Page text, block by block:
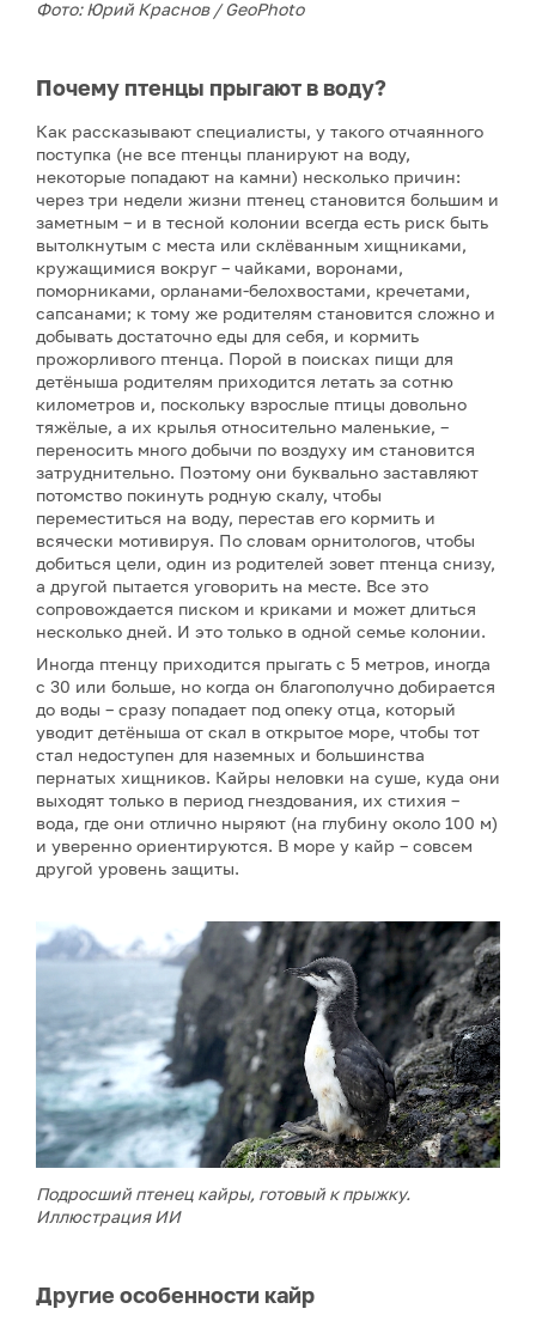
Фото: Юрий Краснов / GeoPhoto
Почему птенцы прыгают в воду?
Как рассказывают специалисты, у такого отчаянного
поступка (не все птенцы планируют на воду,
некоторые попадают на камни) несколько причин:
через три недели жизни птенец становится большим и
заметным – и в тесной колонии всегда есть риск быть
вытолкнутым с места или склёванным хищниками,
кружащимися вокруг – чайками, воронами,
поморниками, орланами-белохвостами, кречетами,
сапсанами; к тому же родителям становится сложно и
добывать достаточно еды для себя, и кормить
прожорливого птенца. Порой в поисках пищи для
детёныша родителям приходится летать за сотню
километров и, поскольку взрослые птицы довольно
тяжёлые, а их крылья относительно маленькие, –
переносить много добычи по воздуху им становится
затруднительно. Поэтому они буквально заставляют
потомство покинуть родную скалу, чтобы
переместиться на воду, перестав его кормить и
всячески мотивируя. По словам орнитологов, чтобы
добиться цели, один из родителей зовет птенца снизу,
а другой пытается уговорить на месте. Все это
сопровождается писком и криками и может длиться
несколько дней. И это только в одной семье колонии.
Иногда птенцу приходится прыгать с 5 метров, иногда
с 30 или больше, но когда он благополучно добирается
до воды – сразу попадает под опеку отца, который
уводит детёныша от скал в открытое море, чтобы тот
стал недоступен для наземных и большинства
пернатых хищников. Кайры неловки на суше, куда они
выходят только в период гнездования, их стихия –
вода, где они отлично ныряют (на глубину около 100 м)
и уверенно ориентируются. В море у кайр – совсем
другой уровень защиты.
Подросший птенец кайры, готовый к прыжку.
Иллюстрация ИИ
Другие особенности кайр